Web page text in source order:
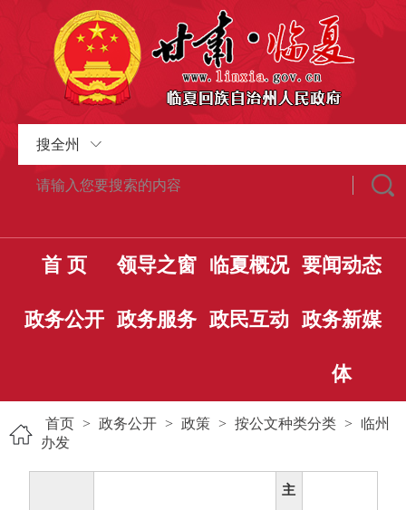
搜全州
首 页 领导之窗 临夏概况 要闻动态
政务公开 政务服务 政民互动 政务新媒
体
首页 > 政务公开 > 政策 > 按公文种类分类 > 临州
办发
主